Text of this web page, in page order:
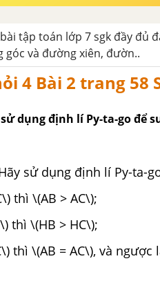
tập toán lớp 7 sgk đầy đủ
góc và đường xiên, đườn..
4 Bài 2 trang 58
dụng định lí Py-ta-go để
sử dụng định lí Py-ta-
thì \(AB > AC\);
thì \(HB > HC\);
thì \(AB = AC\), và ngược